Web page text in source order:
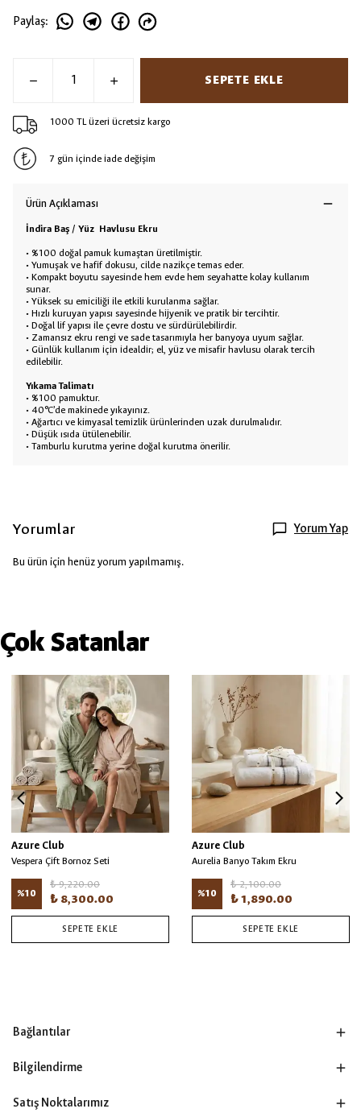
Paylaş:
SEPETE EKLE
1000 TL üzeri ücretsiz kargo
7 gün içinde iade değişim
Ürün Açıklaması
İndira Baş / Yüz Havlusu Ekru
• %100 doğal pamuk kumaştan üretilmiştir.
• Yumuşak ve hafif dokusu, cilde nazikçe temas eder.
• Kompakt boyutu sayesinde hem evde hem seyahatte kolay kullanım
sunar.
• Yüksek su emiciliği ile etkili kurulanma sağlar.
• Hızlı kuruyan yapısı sayesinde hijyenik ve pratik bir tercihtir.
• Doğal lif yapısı ile çevre dostu ve sürdürülebilirdir.
• Zamansız ekru rengi ve sade tasarımıyla her banyoya uyum sağlar.
• Günlük kullanım için idealdir; el, yüz ve misafir havlusu olarak tercih
edilebilir.
Yıkama Talimatı
• %100 pamuktur.
• 40°C’de makinede yıkayınız.
• Ağartıcı ve kimyasal temizlik ürünlerinden uzak durulmalıdır.
• Düşük ısıda ütülenebilir.
• Tamburlu kurutma yerine doğal kurutma önerilir.
Yorumlar Yorum Yap
Bu ürün için henüz yorum yapılmamış.
Çok Satanlar
Azure Club
Vespera Çift Bornoz Seti
%10
₺ 9,220.00
₺ 8,300.00
SEPETE EKLE
Azure Club
Aurelia Banyo Takım Ekru
%10
₺ 2,100.00
₺ 1,890.00
SEPETE EKLE
Bağlantılar
Bilgilendirme
Satış Noktalarımız